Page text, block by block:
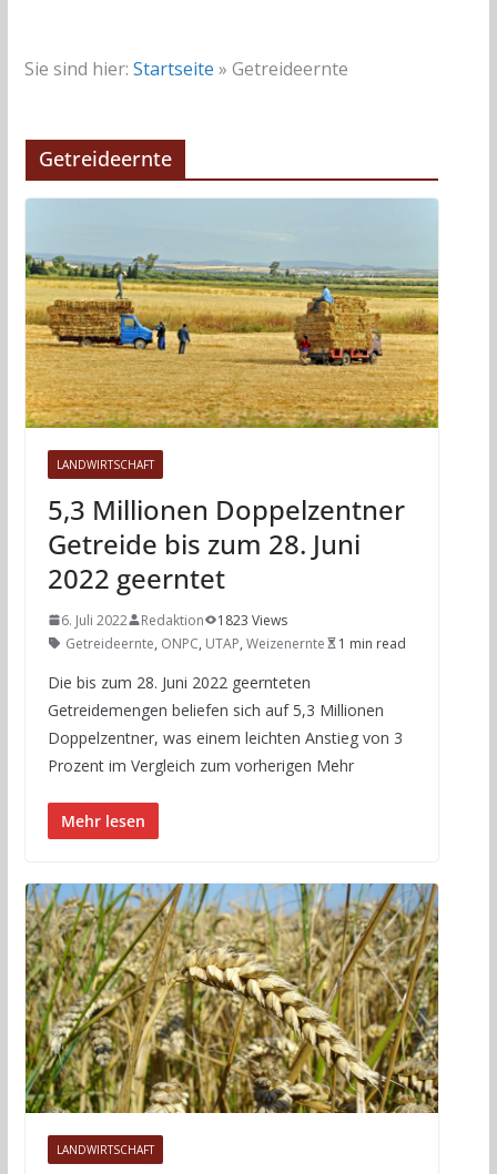
Sie sind hier: Startseite » Getreideernte
Getreideernte
LANDWIRTSCHAFT
5,3 Millionen Doppelzentner
Getreide bis zum 28. Juni
2022 geerntet
6. Juli 2022 Redaktion
1823 Views
Getreideernte, ONPC, UTAP, Weizenernte 1 min read
Die bis zum 28. Juni 2022 geernteten
Getreidemengen beliefen sich auf 5,3 Millionen
Doppelzentner, was einem leichten Anstieg von 3
Prozent im Vergleich zum vorherigen Mehr
Mehr lesen
LANDWIRTSCHAFT